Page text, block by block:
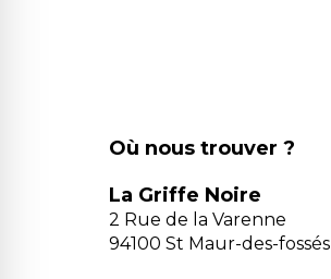
Où nous trouver ?
La Griffe Noire
2 Rue de la Varenne
94100 St Maur-des-fossés